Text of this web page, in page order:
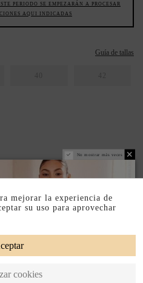
PERIODO SE EMPEZARÁN A PROCESAR
AQUI INDICADAS
Guía de tallas
REVISA LA GUÍA.
vuelva a estar disponible.
No mostrar más veces
mejorar la experiencia de
su uso para aprovechar
cookies